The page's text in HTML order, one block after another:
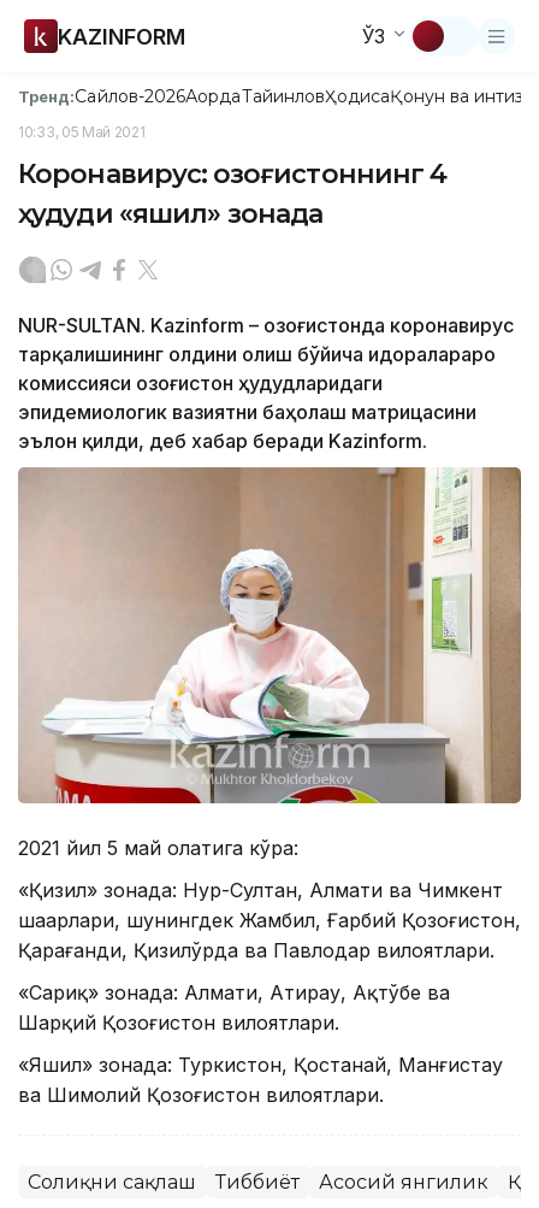
KAZINFORM ЎЗ
Тренд:Сайлов-2026АқордаТайинловҲодисаҚонун ва
10:33, 05 Май 2021
Коронавирус: Қозоғистоннинг 4
ҳудуди «яшил» зонада
NUR-SULTAN. Kazinform – Қозоғистонда коронавирус
тарқалишининг олдини олиш бўйича идоралараро
комиссияси Қозоғистон ҳудудларидаги
эпидемиологик вазиятни баҳолаш матрицасини
эълон қилди, деб хабар беради Kazinform.
2021 йил 5 май ҳолатига кўра:
«Қизил» зонада: Нур-Султан, Алмати ва Чимкент
шаҳарлари, шунингдек Жамбил, Ғарбий Қозоғистон,
Қарағанди, Қизилўрда ва Павлодар вилоятлари.
«Сариқ» зонада: Алмати, Атирау, Ақтўбе ва
Шарқий Қозоғистон вилоятлари.
«Яшил» зонада: Туркистон, Қостанай, Манғистау
ва Шимолий Қозоғистон вилоятлари.
Соғлиқни сақлаш Тиббиёт Асосий янгилик ҚР